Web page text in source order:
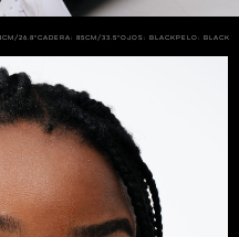
26.8"Cadera: 85cm/33.5"Ojos: BLACK Pelo: BLACK